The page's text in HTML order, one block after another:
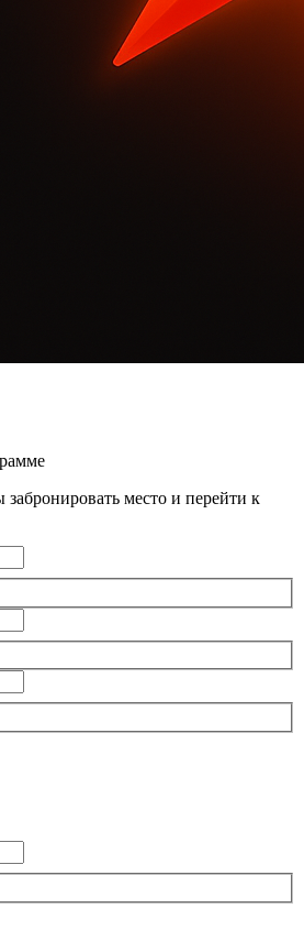
место и перейти к